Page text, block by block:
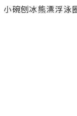
小碗刨冰熊漂浮泳